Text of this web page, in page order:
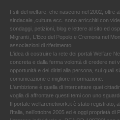
I siti del welfare, che nascono nel 2002, oltre
sindacale ,cultura ecc. sono arricchiti con
sondaggi, petizioni, blog e lettere al sito ed
Migranti , L'Eco del Popolo e Cremona nel
associazioni di riferimento.
L'idea di costruire la rete dei portali Welfare
concreta e dalla ferma volontà di credere nei
opportunità e dei diritti alla persona, sui quali
comunicazione e migliore informazione.
L'ambizione è quella di intercettare quei
voglia di affrontare questi temi con uno
Il portale welfarenetwork.it è stato registrato,
l'Italia, nell’ottobre 2005 ed è oggi proprietà